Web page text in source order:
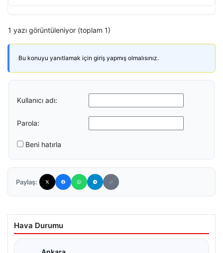
1 yazı görüntüleniyor (toplam 1)
Bu konuyu yanıtlamak için giriş yapmış olmalısınız.
Kullanıcı adı:
Parola:
Beni hatırla
Paylaş:
Hava Durumu